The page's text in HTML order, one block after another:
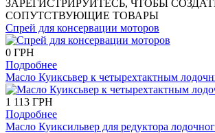
ЗАРЕГИСТРИРУЙТЕСЬ, ЧТОБЫ
СОПУТСТВУЮЩИЕ ТОВАРЫ
Спрей для консервации моторов
0 ГРН
Подробнее
Масло Куиксьвер к четырехтактным
1 113 ГРН
Подробнее
Масло Куиксильвер для редуктора